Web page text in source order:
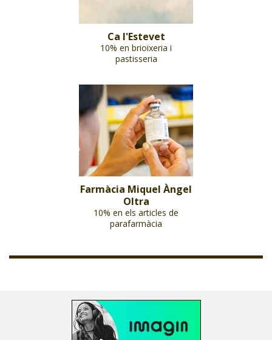
Ca l'Estevet
10% en brioixeria i
pastisseria
Farmàcia Miquel Àngel
Oltra
10% en els articles de
parafarmàcia